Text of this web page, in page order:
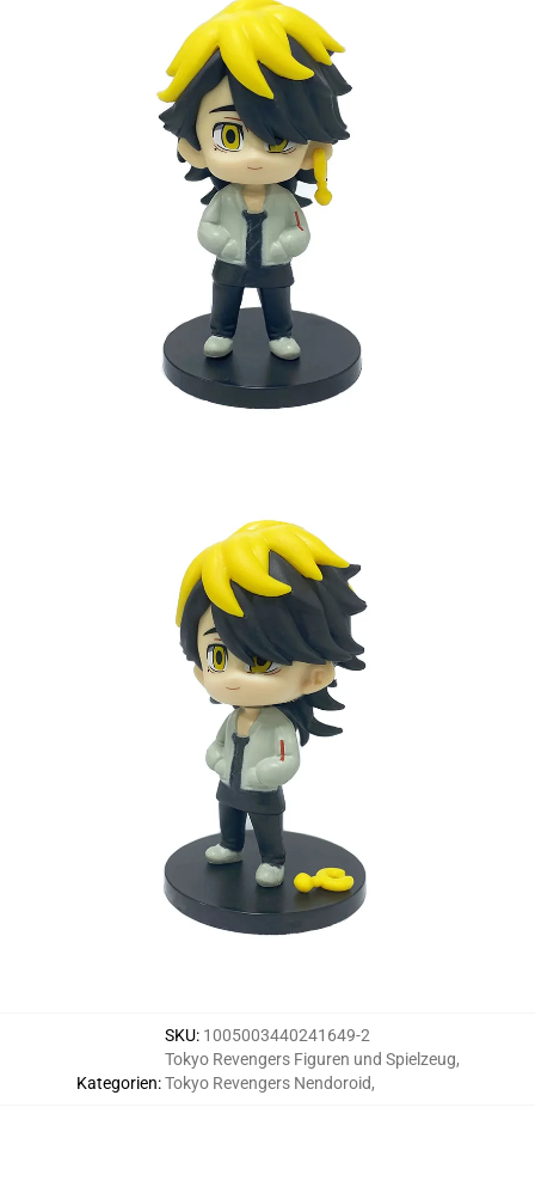
SKU: 1005003440241649-2
Kategorien:
Tokyo Revengers Figuren und Spielzeug,
Tokyo Revengers Nendoroid,